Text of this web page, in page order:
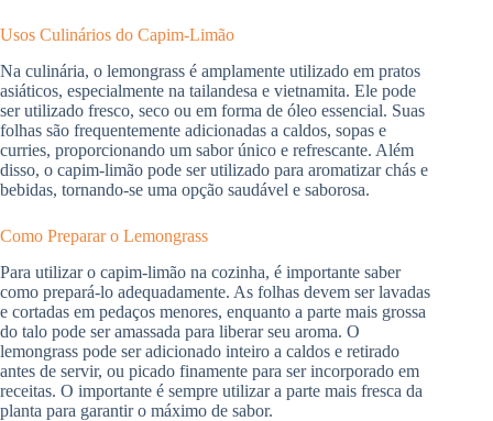
Usos Culinários do Capim-Limão
Na culinária, o lemongrass é amplamente utilizado em pratos
asiáticos, especialmente na tailandesa e vietnamita. Ele pode
ser utilizado fresco, seco ou em forma de óleo essencial. Suas
folhas são frequentemente adicionadas a caldos, sopas e
curries, proporcionando um sabor único e refrescante. Além
disso, o capim-limão pode ser utilizado para aromatizar chás e
bebidas, tornando-se uma opção saudável e saborosa.
Como Preparar o Lemongrass
Para utilizar o capim-limão na cozinha, é importante saber
como prepará-lo adequadamente. As folhas devem ser lavadas
e cortadas em pedaços menores, enquanto a parte mais grossa
do talo pode ser amassada para liberar seu aroma. O
lemongrass pode ser adicionado inteiro a caldos e retirado
antes de servir, ou picado finamente para ser incorporado em
receitas. O importante é sempre utilizar a parte mais fresca da
planta para garantir o máximo de sabor.